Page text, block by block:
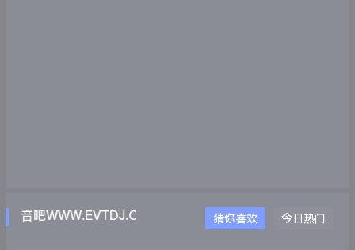
音吧WWW.EVTDJ.COM 猜你喜欢 今日热门